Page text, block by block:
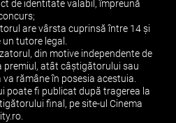
de identitate valabil, împreună
are vârsta cuprinsă între 14 și
tutore legal.
din motive independente de
premiul, atât câștigătorului sau
rămâne în posesia acestuia.
poate fi publicat după tragerea la
final, pe site-ul Cinema